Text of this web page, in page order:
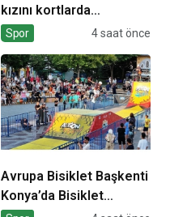
kızını kortlarda
şampiyonluğa hazırlıyor
Spor 4 saat önce
Avrupa Bisiklet Başkenti
Konya’da Bisiklet